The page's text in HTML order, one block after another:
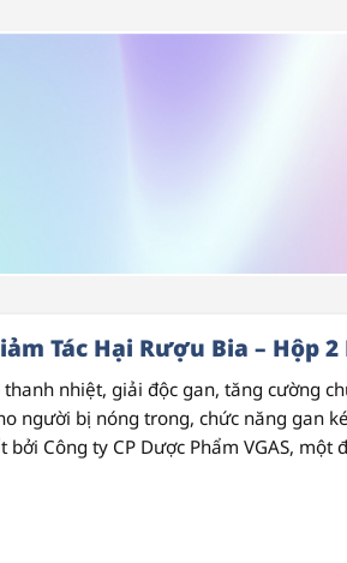
Tác Hại Rượu Bia – Hộp 2
nhiệt, giải độc gan, tăng cường
người bị nóng trong, chức năng gan
bởi Công ty CP Dược Phẩm VGAS, một